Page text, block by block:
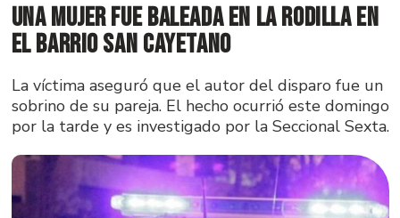
Una mujer fue baleada en la rodilla en
el barrio San Cayetano
La víctima aseguró que el autor del disparo fue un
sobrino de su pareja. El hecho ocurrió este domingo
por la tarde y es investigado por la Seccional Sexta.